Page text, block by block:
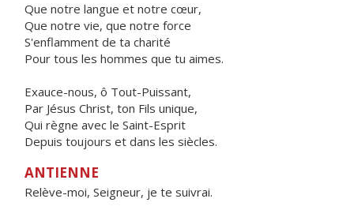
Que notre langue et notre cœur,
Que notre vie, que notre force
S'enflamment de ta charité
Pour tous les hommes que tu aimes.
Exauce-nous, ô Tout-Puissant,
Par Jésus Christ, ton Fils unique,
Qui règne avec le Saint-Esprit
Depuis toujours et dans les siècles.
ANTIENNE
Relève-moi, Seigneur, je te suivrai.